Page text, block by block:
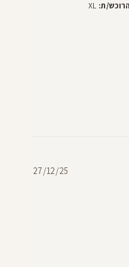
ת: XL
27/12/25